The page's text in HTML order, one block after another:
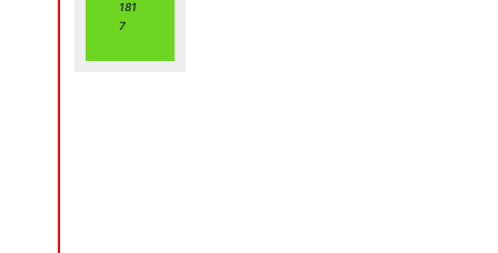
181
7